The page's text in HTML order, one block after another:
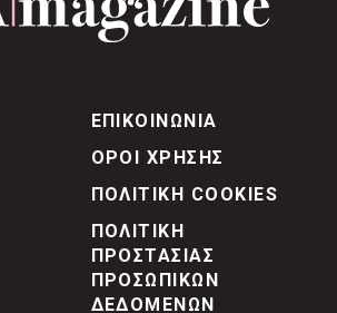
ΕΠΙΚΟΙΝΩΝΙΑ
ΟΡΟΙ ΧΡΗΣΗΣ
ΠΟΛΙΤΙΚΗ COOKIES
ΠΟΛΙΤΙΚΗ
ΠΡΟΣΤΑΣΙΑΣ
ΠΡΟΣΩΠΙΚΩΝ
ΔΕΔΟΜΕΝΩΝ